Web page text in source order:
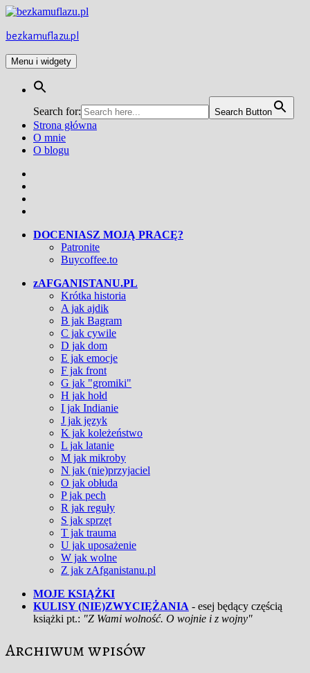
Przejdź
treści
bezkamuflazu.pl
Menu i widgety
Search for: Search Button
Strona główna
O mnie
O blogu
DOCENIASZ MOJĄ PRACĘ?
Patronite
Buycoffee.to
zAFGANISTANU.PL
Krótka historia
A jak ajdik
B jak Bagram
C jak cywile
D jak dom
E jak emocje
F jak front
G jak "gromiki"
H jak hołd
I jak Indianie
J jak język
K jak koleżeństwo
L jak latanie
M jak mikroby
N jak (nie)przyjaciel
O jak obłuda
P jak pech
R jak reguły
S jak sprzęt
T jak trauma
U jak uposażenie
W jak wolne
Z jak zAfganistanu.pl
MOJE KSIĄŻKI
KULISY (NIE)ZWYCIĘŻANIA - esej będący częścią
książki pt.: "Z Wami wolność. O wojnie i z wojny"
Archiwum wpisów